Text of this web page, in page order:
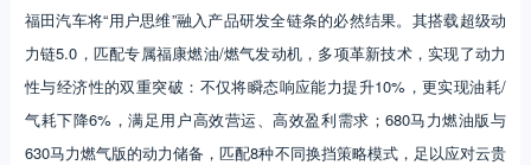
福田汽车将“用户思维”融入产品研发全链条的必然结果。其搭载超级动
力链5.0，匹配专属福康燃油/燃气发动机，多项革新技术，实现了动力
性与经济性的双重突破：不仅将瞬态响应能力提升10%，更实现油耗/
气耗下降6%，满足用户高效营运、高效盈利需求；680马力燃油版与
630马力燃气版的动力储备，匹配8种不同换挡策略模式，足以应对云贵